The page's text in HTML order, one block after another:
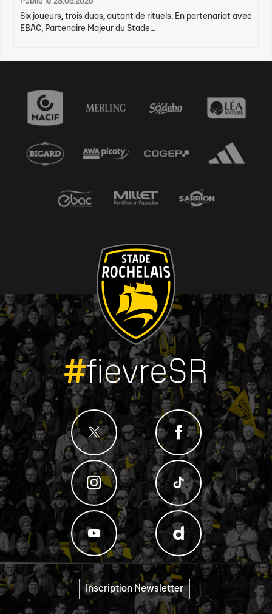
Six joueurs, trois duos, autant de rituels. En partenariat avec
EBAC, Partenaire Majeur du Stade...
#fievreSR
Inscription Newsletter "